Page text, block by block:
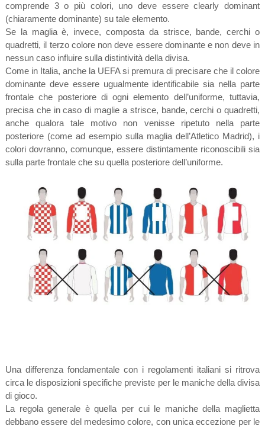
comprende 3 o più colori, uno deve essere clearly dominant
(chiaramente dominante) su tale elemento.
Se la maglia è, invece, composta da strisce, bande, cerchi o
quadretti, il terzo colore non deve essere dominante e non deve in
nessun caso influire sulla distintività della divisa.
Come in Italia, anche la UEFA si premura di precisare che il colore
dominante deve essere ugualmente identificabile sia nella parte
frontale che posteriore di ogni elemento dell’uniforme, tuttavia,
precisa che in caso di maglie a strisce, bande, cerchi o quadretti,
anche qualora tale motivo non venisse ripetuto nella parte
posteriore (come ad esempio sulla maglia dell’Atletico Madrid), i
colori dovranno, comunque, essere distintamente riconoscibili sia
sulla parte frontale che su quella posteriore dell’uniforme.
Una differenza fondamentale con i regolamenti italiani si ritrova
circa le disposizioni specifiche previste per le maniche della divisa
di gioco.
La regola generale è quella per cui le maniche della maglietta
debbano essere del medesimo colore, con unica eccezione per le